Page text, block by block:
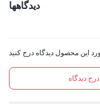
دیدگاهها
درج دیدگاه